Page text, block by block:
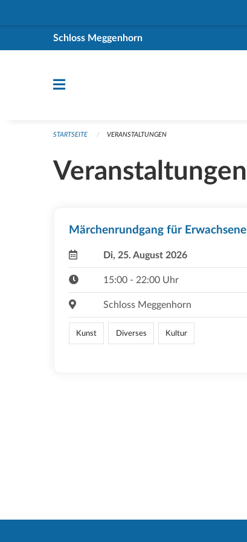
Schloss Meggenhorn
STARTSEITE VERANSTALTUNGEN
Veranstaltungen
Märchenrundgang für Erwachsene
Di, 25. August 2026
15:00 - 22:00 Uhr
Schloss Meggenhorn
Kunst Diverses Kultur